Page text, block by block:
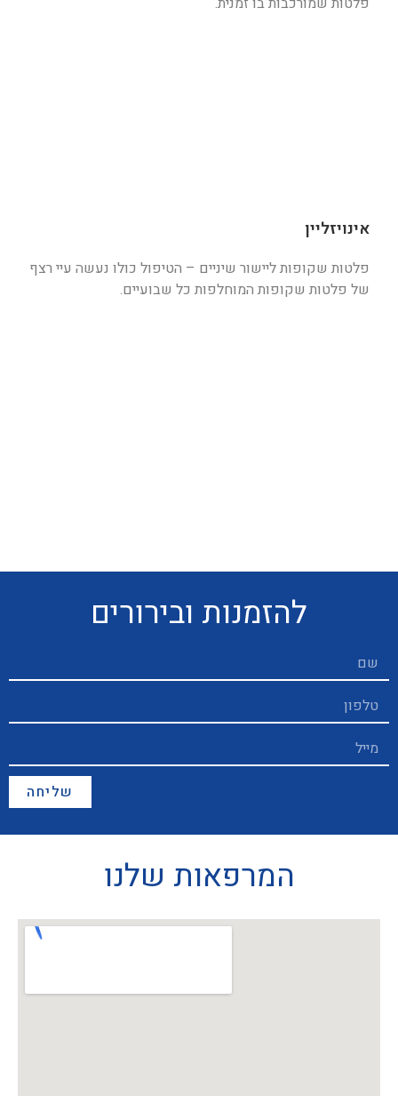
אינויזליין
פלטות שקופות ליישור שיניים – הטיפול כולו נעשה עיי רצף
של פלטות שקופות המוחלפות כל שבועיים.
להזמנות ובירורים
שליחה
המרפאות שלנו